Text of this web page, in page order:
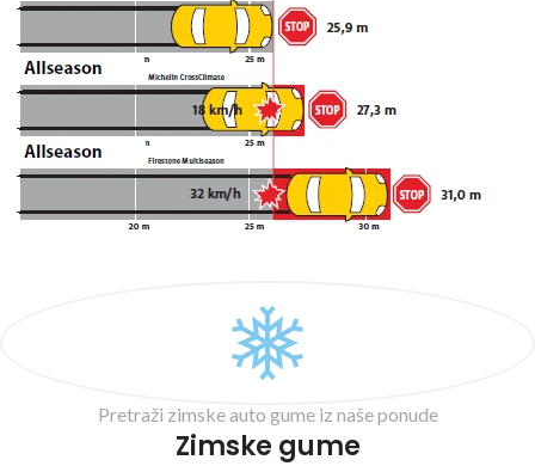
Pretraži zimske auto gume iz naše ponude
Zimske gume